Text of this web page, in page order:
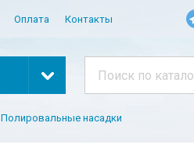
Оплата Контакты
Полировальные насадки